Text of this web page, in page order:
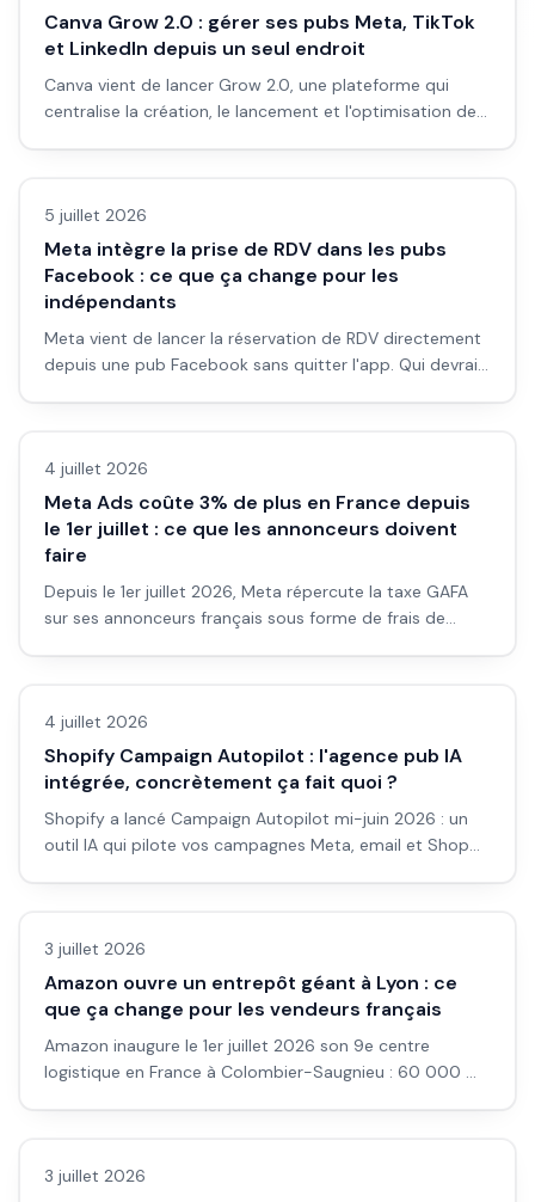
Canva Grow 2.0 : gérer ses pubs Meta, TikTok
et LinkedIn depuis un seul endroit
Canva vient de lancer Grow 2.0, une plateforme qui
centralise la création, le lancement et l'optimisation des
Actualité
5 juillet 2026
Meta intègre la prise de RDV dans les pubs
Facebook : ce que ça change pour les
indépendants
Meta vient de lancer la réservation de RDV directement
depuis une pub Facebook sans quitter l'app. Qui devrait
Actualité
4 juillet 2026
Meta Ads coûte 3% de plus en France depuis
le 1er juillet : ce que les annonceurs doivent
faire
Depuis le 1er juillet 2026, Meta répercute la taxe GAFA
sur ses annonceurs français sous forme de frais de
Actualité
4 juillet 2026
Shopify Campaign Autopilot : l'agence pub IA
intégrée, concrètement ça fait quoi ?
Shopify a lancé Campaign Autopilot mi-juin 2026 : un
outil IA qui pilote vos campagnes Meta, email et Shop
Actualité
3 juillet 2026
Amazon ouvre un entrepôt géant à Lyon : ce
que ça change pour les vendeurs français
Amazon inaugure le 1er juillet 2026 son 9e centre
logistique en France à Colombier-Saugnieu : 60 000 m²,
Business IA
3 juillet 2026